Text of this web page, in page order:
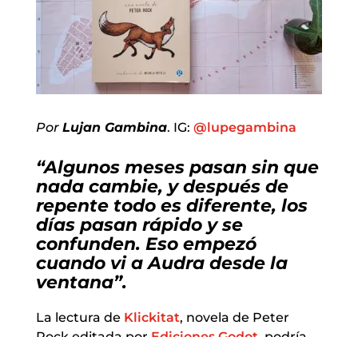
Por Lujan Gambina. IG: @lupegambina
“Algunos meses pasan sin que
nada cambie, y después de
repente todo es diferente, los
días pasan rápido y se
confunden. Eso empezó
cuando vi a Audra desde la
ventana”.
La lectura de Klickitat, novela de Peter